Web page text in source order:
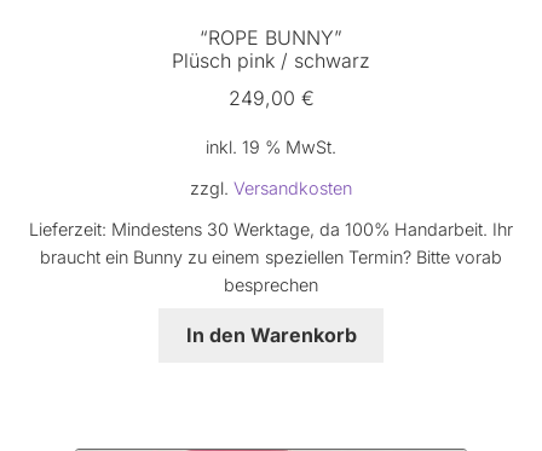
“ROPE BUNNY”
Plüsch pink / schwarz
249,00 €
inkl. 19 % MwSt.
zzgl. Versandkosten
Lieferzeit: Mindestens 30 Werktage, da 100% Handarbeit. Ihr
braucht ein Bunny zu einem speziellen Termin? Bitte vorab
besprechen
In den Warenkorb